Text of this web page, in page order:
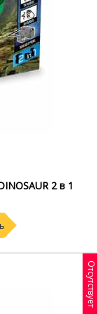
2 в 1
Отсутствует